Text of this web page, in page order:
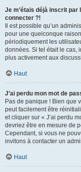
Je m’étais déjà inscrit
connecter ?!
Il est possible qu’un
pour une quelconque
périodiquement les
données. Si tel était le cas,
plus activement aux
Haut
J’ai perdu mon mot de
Pas de panique ! Bien que
peut facilement être
et cliquer sur « J’ai perdu
devriez être en mesure de
Cependant, si vous ne
invitons à contacter un
Haut